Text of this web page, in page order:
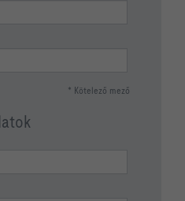
* Kötelező mező